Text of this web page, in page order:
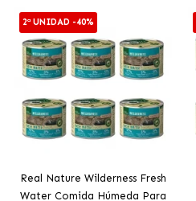
2ª UNIDAD -40%
Real Nature Wilderness Fresh
Water Comida Húmeda Para